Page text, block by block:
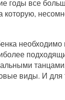
годы все
которую,
необходимо
виды. И для